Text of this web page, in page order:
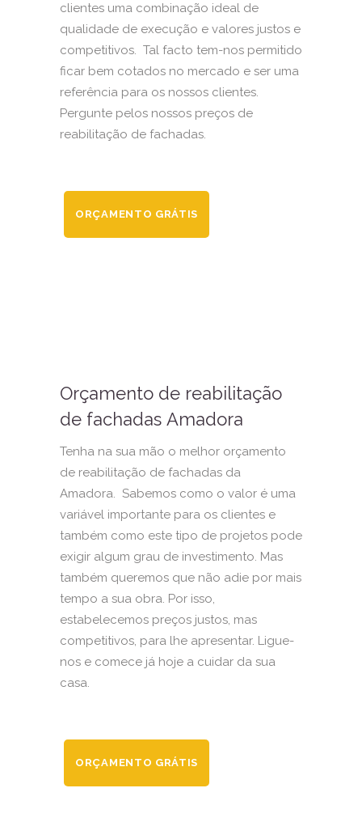
clientes uma combinação ideal de
qualidade de execução e valores justos e
competitivos. Tal facto tem-nos permitido
ficar bem cotados no mercado e ser uma
referência para os nossos clientes.
Pergunte pelos nossos preços de
reabilitação de fachadas.
ORÇAMENTO GRÁTIS
Orçamento de reabilitação
de fachadas Amadora
Tenha na sua mão o melhor orçamento
de reabilitação de fachadas da
Amadora. Sabemos como o valor é uma
variável importante para os clientes e
também como este tipo de projetos pode
exigir algum grau de investimento. Mas
também queremos que não adie por mais
tempo a sua obra. Por isso,
estabelecemos preços justos, mas
competitivos, para lhe apresentar. Ligue-
nos e comece já hoje a cuidar da sua
casa.
ORÇAMENTO GRÁTIS